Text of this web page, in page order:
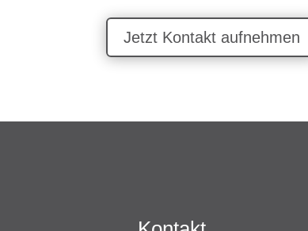
Jetzt Kontakt aufnehmen